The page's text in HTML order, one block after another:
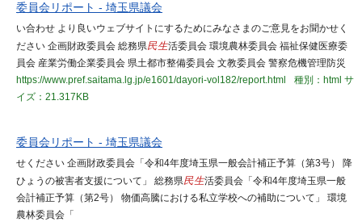
委員会リポート - 埼玉県議会
い合わせ より良いウェブサイトにするためにみなさまのご意見をお聞かせく
ださい 企画財政委員会 総務県民生活委員会 環境農林委員会 福祉保健医療委
員会 産業労働企業委員会 県土都市整備委員会 文教委員会 警察危機管理防災
https://www.pref.saitama.lg.jp/e1601/dayori-vol182/report.html
種別：html サ
イズ：21.317KB
委員会リポート - 埼玉県議会
せください 企画財政委員会「令和4年度埼玉県一般会計補正予算（第3号） 降
ひょうの被害者支援について」 総務県民生活委員会「令和4年度埼玉県一般
会計補正予算（第2号） 物価高騰における私立学校への補助について」 環境
農林委員会「